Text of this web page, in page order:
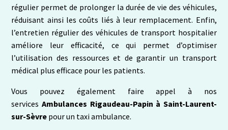
régulier permet de prolonger la durée de vie des véhicules,
réduisant ainsi les coûts liés à leur remplacement. Enfin,
l’entretien régulier des véhicules de transport hospitalier
améliore leur efficacité, ce qui permet d’optimiser
l’utilisation des ressources et de garantir un transport
médical plus efficace pour les patients.
Vous pouvez également faire appel à nos
services Ambulances Rigaudeau-Papin à Saint-Laurent-
sur-Sèvre pour un taxi ambulance.